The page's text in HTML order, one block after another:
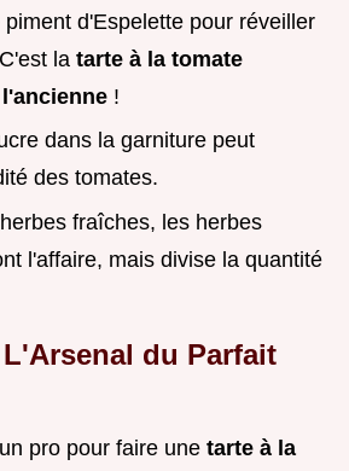
d'Espelette pour réveiller
la tarte à la tomate
!
dans la garniture peut
des tomates.
fraîches, les herbes
l'affaire, mais divise la quantité
du Parfait
pro pour faire une tarte à la